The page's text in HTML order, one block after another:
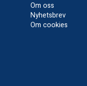
Om oss
Nyhetsbrev
Om cookies